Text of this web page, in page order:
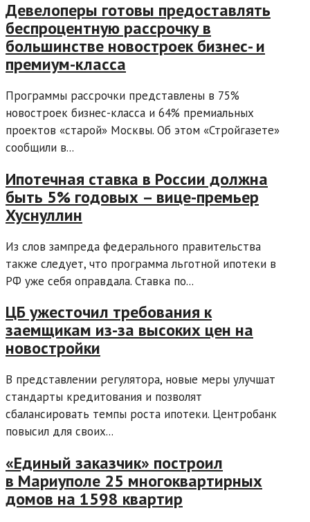
Девелоперы готовы предоставлять
беспроцентную рассрочку в
большинстве новостроек бизнес- и
премиум-класса
Программы рассрочки представлены в 75%
новостроек бизнес-класса и 64% премиальных
проектов «старой» Москвы. Об этом «Стройгазете»
сообщили в...
Ипотечная ставка в России должна
быть 5% годовых – вице-премьер
Хуснуллин
Из слов зампреда федерального правительства
также следует, что программа льготной ипотеки в
РФ уже себя оправдала. Ставка по...
ЦБ ужесточил требования к
заемщикам из-за высоких цен на
новостройки
В представлении регулятора, новые меры улучшат
стандарты кредитования и позволят
сбалансировать темпы роста ипотеки. Центробанк
повысил для своих...
«Единый заказчик» построил
в Мариуполе 25 многоквартирных
домов на 1598 квартир